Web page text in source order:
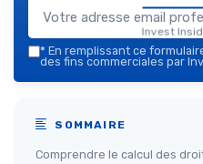
Invest
* En remplissant ce
des fins commerciales par
SOMMAIRE
Comprendre le calcul des